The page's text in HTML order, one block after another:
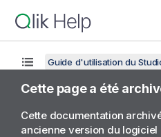
Guide d'utilisation du
Cette page a été
Cette documentation
ancienne version du